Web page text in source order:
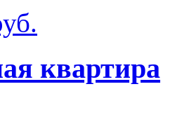
квартира